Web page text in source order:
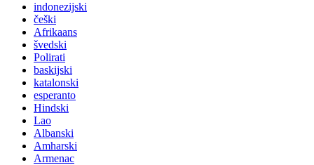
indonezijski
češki
Afrikaans
švedski
Polirati
baskijski
katalonski
esperanto
Hindski
Lao
Albanski
Amharski
Armenac